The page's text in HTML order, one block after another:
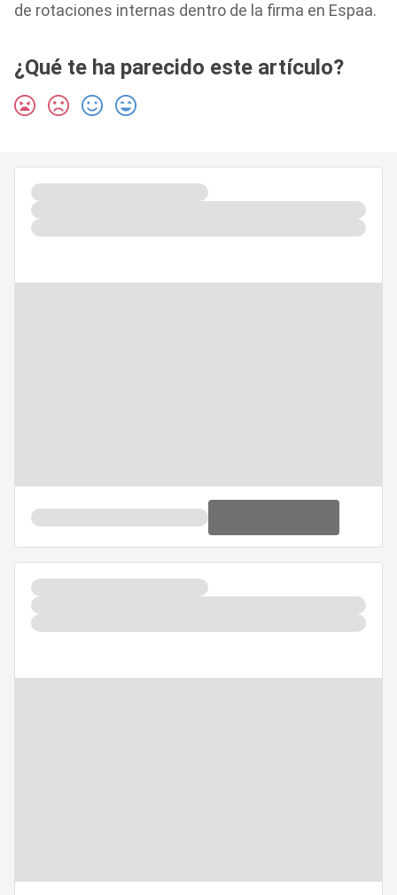
de rotaciones internas dentro de la firma en Espaa.
¿Qué te ha parecido este artículo?